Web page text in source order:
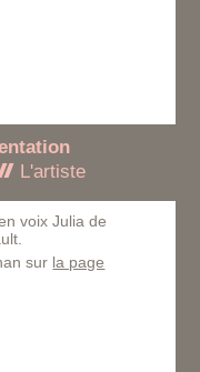
L'artiste
voix Julia de
sur la page